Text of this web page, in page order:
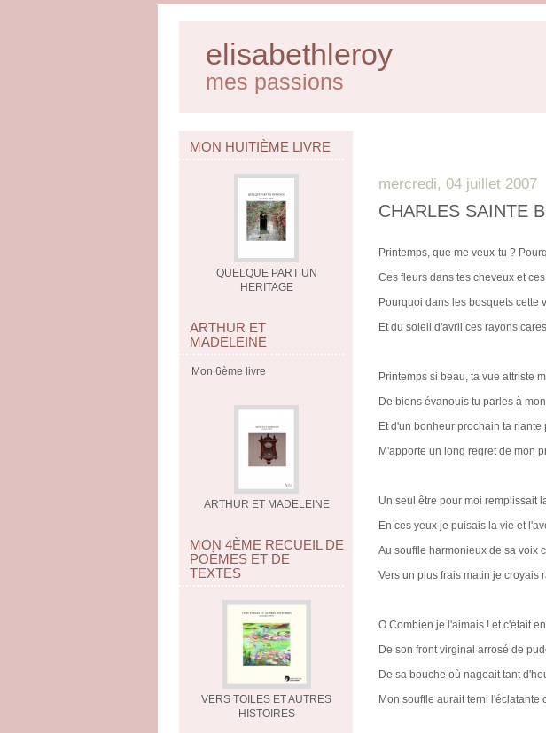
elisabethleroy
mes passions
MON HUITIÈME LIVRE
QUELQUE PART UN
HERITAGE
ARTHUR ET
MADELEINE
Mon 6ème livre
ARTHUR ET MADELEINE
MON 4ÈME RECUEIL DE
POÈMES ET DE
TEXTES
VERS TOILES ET AUTRES
HISTOIRES
mercredi, 04 juillet 2007
CHARLES SAINTE
Printemps, que me veux-tu ?
Ces fleurs dans tes cheveux et
Pourquoi dans les bosquets cette
Et du soleil d'avril ces rayons
Printemps si beau, ta vue attriste
De biens évanouis tu parles à
Et d'un bonheur prochain ta riante
M'apporte un long regret de mon
Un seul être pour moi remplissait
En ces yeux je puisais la vie et
Au souffle harmonieux de sa voix
Vers un plus frais matin je croyais
O Combien je l'aimais ! et c'était
De son front virginal arrosé de
De sa bouche où nageait tant
Mon souffle aurait terni l'éclatante